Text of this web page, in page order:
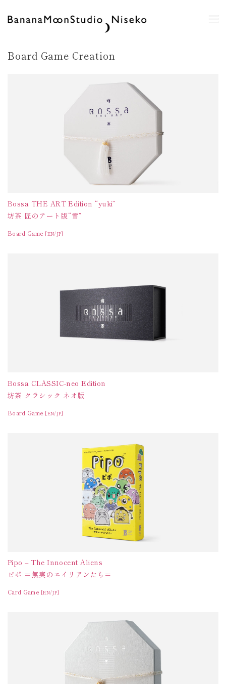
Board Game Creation
Bossa THE ART Edition “yuki”
坊茶 匠のアート版“雪”
Board Game [EN/JP]
Bossa CLASSIC-neo Edition
坊茶 クラシック ネオ版
Board Game [EN/JP]
Pipo – The Innocent Aliens
ピポ ＝無実のエイリアンたち＝
Card Game [EN/JP]